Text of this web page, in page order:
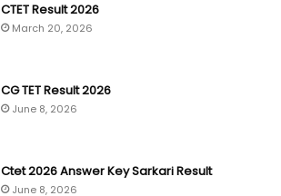
CTET Result 2026
March 20, 2026
CG TET Result 2026
June 8, 2026
Ctet 2026 Answer Key Sarkari Result
June 8, 2026